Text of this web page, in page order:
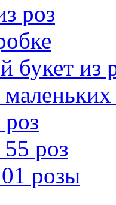
роз
букет из
роз
розы